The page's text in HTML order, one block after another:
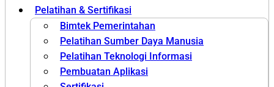
Pelatihan & Sertifikasi
Bimtek Pemerintahan
Pelatihan Sumber Daya Manusia
Pelatihan Teknologi Informasi
Pembuatan Aplikasi